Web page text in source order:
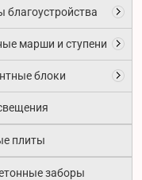
благоустройства
марши и ступени
блоки
плиты
заборы